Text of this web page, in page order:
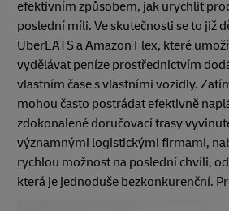
efektivním způsobem, jak urychlit
poslední míli. Ve skutečnosti se to již
UberEATS a Amazon Flex, které
vydělávat peníze prostřednictvím
vlastním čase s vlastními vozidly.
mohou často postrádat efektivně
zdokonalené doručovací trasy
významnými logistickými firmami,
rychlou možnost na poslední chvíli,
která je jednoduše bezkonkurenční.